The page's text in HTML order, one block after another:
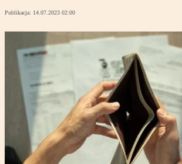
Publikacja: 14.07.2023 02:00